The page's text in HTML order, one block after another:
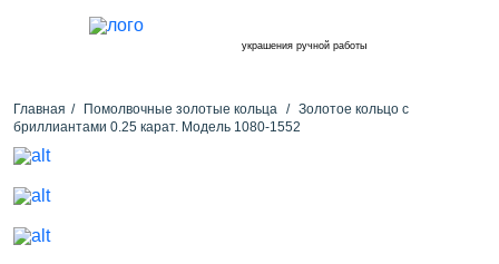
украшения ручной работы
Главная Помолвочные золотые кольца
Золотое кольцо с
бриллиантами 0.25 карат. Модель 1080-1552